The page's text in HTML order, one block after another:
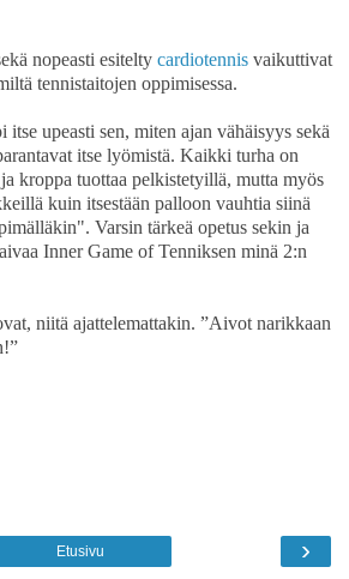
nopeasti esitelty cardiotennis vaikuttivat
tennistaitojen oppimisessa.
itse upeasti sen, miten ajan vähäisyys sekä
itse lyömistä. Kaikki turha on
kroppa tuottaa pelkistetyillä, mutta myös
kuin itsestään palloon vauhtia siinä
Varsin tärkeä opetus sekin ja
Inner Game of Tenniksen minä 2:n
niitä ajattelemattakin. ”Aivot narikkaan
›
Etusivu